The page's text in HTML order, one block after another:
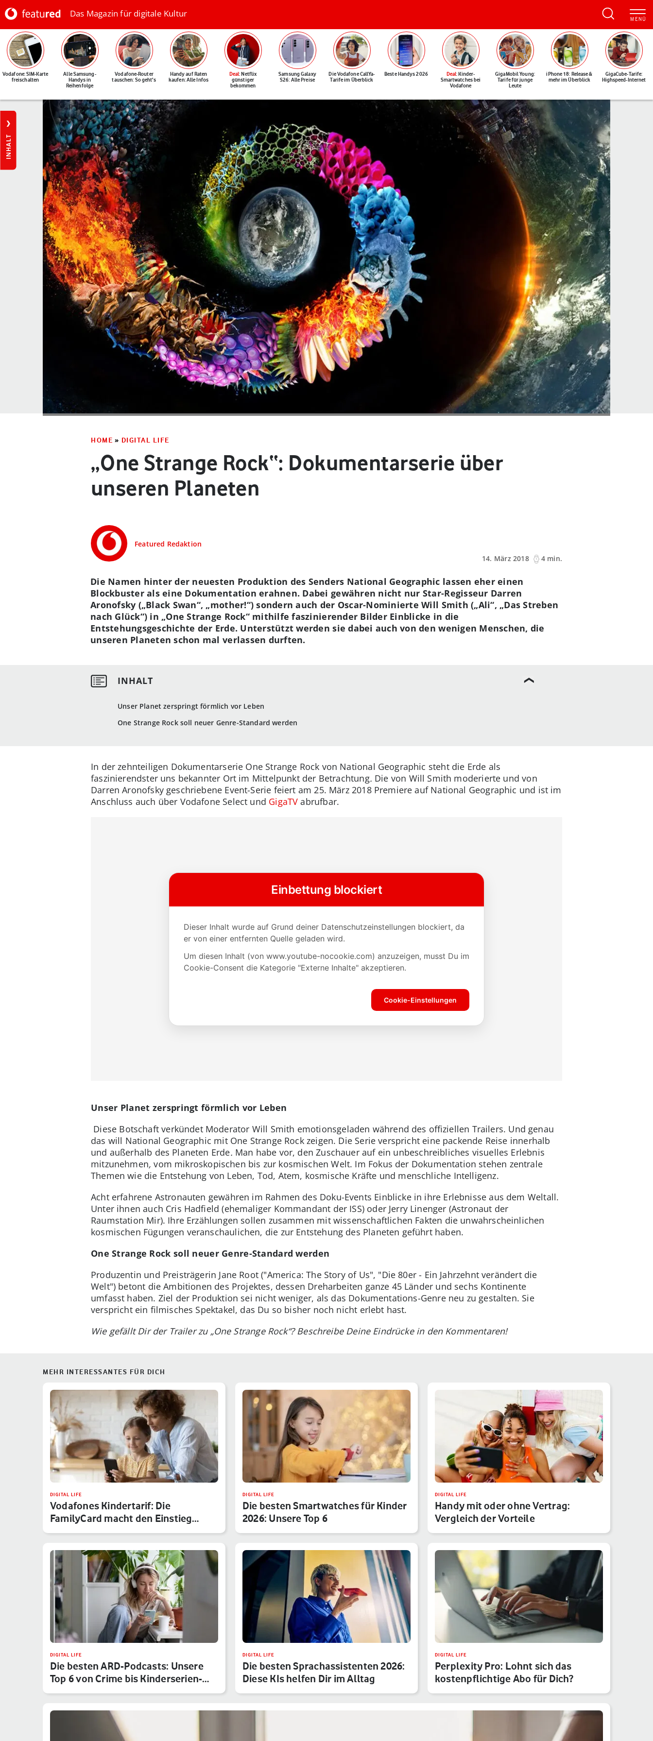
Das Magazin für digitale Kultur
Vodafone: SIM-Karte
freischalten
Alle Samsung-
Handys in
Reihenfolge
Vodafone-Router
tauschen: So geht's
Handy auf Raten
kaufen: Alle Infos
Deal: Netflix
günstiger
bekommen
Samsung Galaxy
S26: Alle Preise
Die Vodafone CallYa-
Tarife im Überblick
Beste Handys 2026 Deal: Kinder-
Smartwatches bei
Vodafone
GigaMobil Young:
Tarife für junge
Leute
iPhone 18: Release &
mehr im Überblick
GigaCube-Tarife:
Highspeed-Internet
INHALT
HOME » DIGITAL LIFE
„One Strange Rock“: Dokumentarserie über
unseren Planeten
Featured Redaktion
14. März 2018
4 min.
Unser Planet zerspringt förmlich vor Leben
One Strange Rock soll neuer Genre-Standard werden
Die Namen hinter der neuesten Produktion des Senders National Geographic lassen eher einen
Blockbuster als eine Dokumentation erahnen. Dabei gewähren nicht nur Star-Regisseur Darren
Aronofsky („Black Swan“, „mother!“) sondern auch der Oscar-Nominierte Will Smith („Ali“, „Das Streben
nach Glück“) in „One Strange Rock“ mithilfe faszinierender Bilder Einblicke in die
Entstehungsgeschichte der Erde. Unterstützt werden sie dabei auch von den wenigen Menschen, die
unseren Planeten schon mal verlassen durften.
In der zehnteiligen Dokumentarserie One Strange Rock von National Geographic steht die Erde als
faszinierendster uns bekannter Ort im Mittelpunkt der Betrachtung. Die von Will Smith moderierte und von
Darren Aronofsky geschriebene Event-Serie feiert am 25. März 2018 Premiere auf National Geographic und ist im
Anschluss auch über Vodafone Select und GigaTV abrufbar.
Unser Planet zerspringt förmlich vor Leben
Diese Botschaft verkündet Moderator Will Smith emotionsgeladen während des offiziellen Trailers. Und genau
das will National Geographic mit One Strange Rock zeigen. Die Serie verspricht eine packende Reise innerhalb
und außerhalb des Planeten Erde. Man habe vor, den Zuschauer auf ein unbeschreibliches visuelles Erlebnis
mitzunehmen, vom mikroskopischen bis zur kosmischen Welt. Im Fokus der Dokumentation stehen zentrale
Themen wie die Entstehung von Leben, Tod, Atem, kosmische Kräfte und menschliche Intelligenz.
Acht erfahrene Astronauten gewähren im Rahmen des Doku-Events Einblicke in ihre Erlebnisse aus dem Weltall.
Unter ihnen auch Cris Hadfield (ehemaliger Kommandant der ISS) oder Jerry Linenger (Astronaut der
Raumstation Mir). Ihre Erzählungen sollen zusammen mit wissenschaftlichen Fakten die unwahrscheinlichen
kosmischen Fügungen veranschaulichen, die zur Entstehung des Planeten geführt haben.
One Strange Rock soll neuer Genre-Standard werden
Produzentin und Preisträgerin Jane Root ("America: The Story of Us", "Die 80er - Ein Jahrzehnt verändert die
Welt") betont die Ambitionen des Projektes, dessen Dreharbeiten ganze 45 Länder und sechs Kontinente
umfasst haben. Ziel der Produktion sei nicht weniger, als das Dokumentations-Genre neu zu gestalten. Sie
verspricht ein filmisches Spektakel, das Du so bisher noch nicht erlebt hast.
Wie gefällt Dir der Trailer zu „One Strange Rock“? Beschreibe Deine Eindrücke in den Kommentaren!
MEHR INTERESSANTES FÜR DICH
DIGITAL LIFE
Vodafones Kindertarif: Die
FamilyCard macht den Einstieg
sicher
DIGITAL LIFE
Die besten Smartwatches für Kinder
2026: Unsere Top 6
DIGITAL LIFE
Handy mit oder ohne Vertrag:
Vergleich der Vorteile
DIGITAL LIFE
Die besten ARD-Podcasts: Unsere
Top 6 von Crime bis Kinderserien-…
DIGITAL LIFE
Die besten Sprachassistenten 2026:
Diese KIs helfen Dir im Alltag
DIGITAL LIFE
Perplexity Pro: Lohnt sich das
kostenpflichtige Abo für Dich?